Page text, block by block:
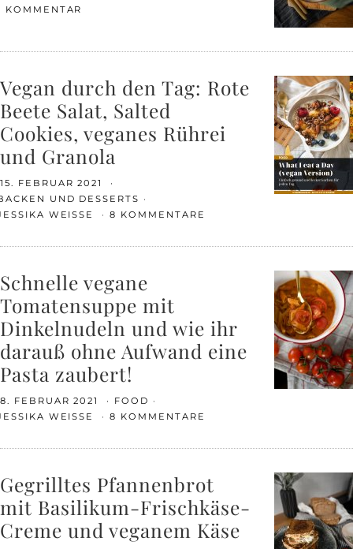
KOMMENTAR
Vegan durch den Tag: Rote
Beete Salat, Salted
Cookies, veganes Rührei
und Granola
15. FEBRUAR 2021
UND DESSERTS
WEISSE
8 KOMMENTARE
Schnelle vegane
Tomatensuppe mit
Dinkelnudeln und wie ihr
darauß ohne Aufwand eine
Pasta zaubert!
8. FEBRUAR 2021
FOOD
WEISSE
8 KOMMENTARE
Gegrilltes Pfannenbrot
mit Basilikum-Frischkäse-
Creme und veganem Käse